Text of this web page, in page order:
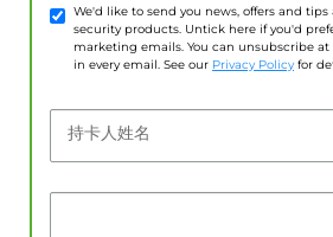
We'd like to send you news, offers and
security products. Untick here if you'd
marketing emails. You can unsubscribe
in every email. See our Privacy Policy for
持卡人姓名